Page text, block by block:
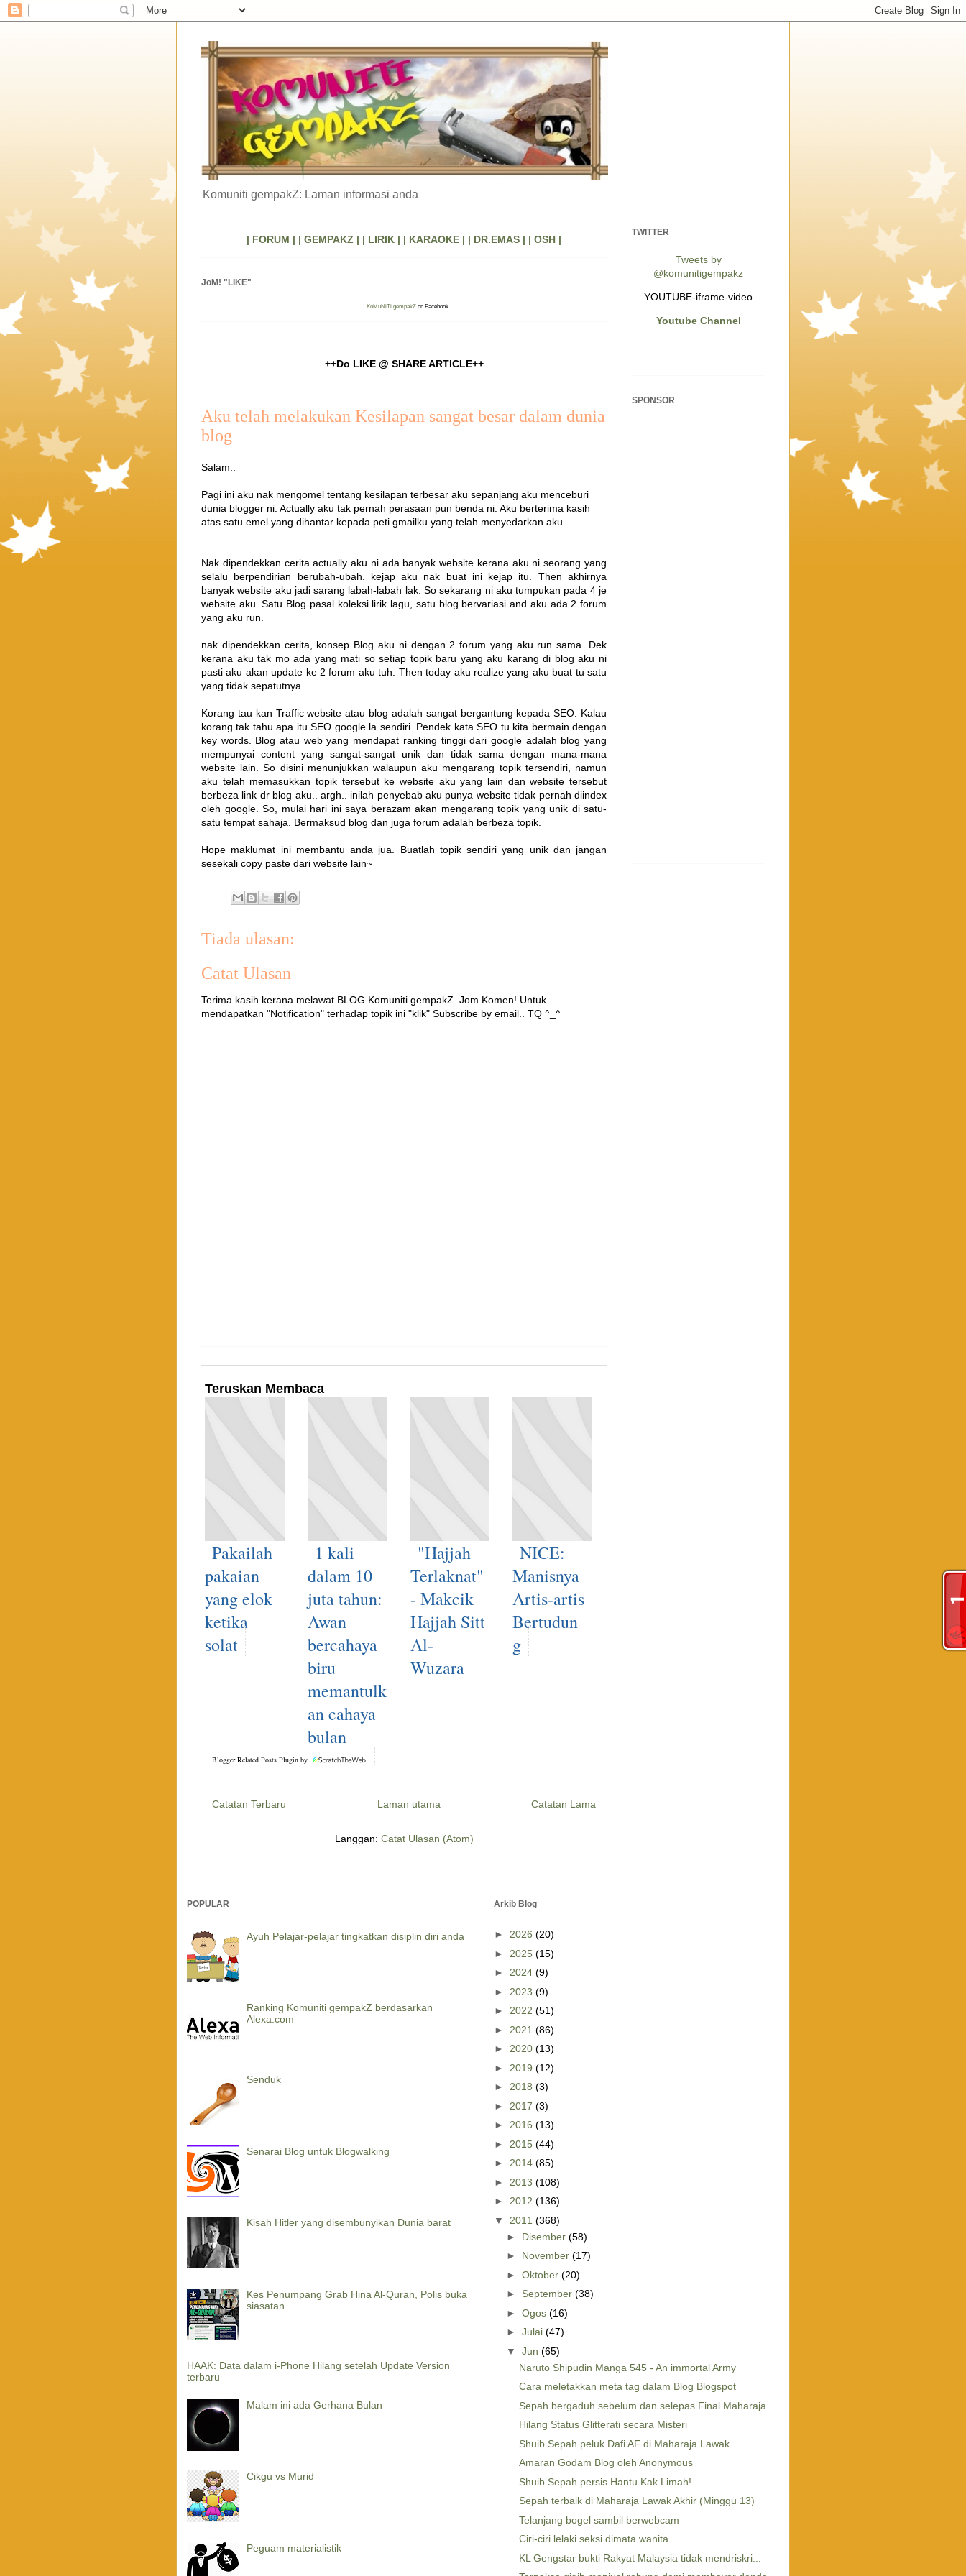
Komuniti gempakZ: Laman informasi anda
| FORUM | | GEMPAKZ | | LIRIK | | KARAOKE | | DR.EMAS | | OSH |
JoM! "LIKE"
KoMuNiTi gempakZ on Facebook
++Do LIKE @ SHARE ARTICLE++
Aku telah melakukan Kesilapan sangat besar dalam dunia
blog
Salam..
Pagi ini aku nak mengomel tentang kesilapan terbesar aku sepanjang aku menceburi
dunia blogger ni. Actually aku tak pernah perasaan pun benda ni. Aku berterima kasih
atas satu emel yang dihantar kepada peti gmailku yang telah menyedarkan aku..
Nak dipendekkan cerita actually aku ni ada banyak website kerana aku ni seorang yang
selalu berpendirian berubah-ubah. kejap aku nak buat ini kejap itu. Then akhirnya
banyak website aku jadi sarang labah-labah lak. So sekarang ni aku tumpukan pada 4 je
website aku. Satu Blog pasal koleksi lirik lagu, satu blog bervariasi and aku ada 2 forum
yang aku run.
nak dipendekkan cerita, konsep Blog aku ni dengan 2 forum yang aku run sama. Dek
kerana aku tak mo ada yang mati so setiap topik baru yang aku karang di blog aku ni
pasti aku akan update ke 2 forum aku tuh. Then today aku realize yang aku buat tu satu
yang tidak sepatutnya.
Korang tau kan Traffic website atau blog adalah sangat bergantung kepada SEO. Kalau
korang tak tahu apa itu SEO google la sendiri. Pendek kata SEO tu kita bermain dengan
key words. Blog atau web yang mendapat ranking tinggi dari google adalah blog yang
mempunyai content yang sangat-sangat unik dan tidak sama dengan mana-mana
website lain. So disini menunjukkan walaupun aku mengarang topik tersendiri, namun
aku telah memasukkan topik tersebut ke website aku yang lain dan website tersebut
berbeza link dr blog aku.. argh.. inilah penyebab aku punya website tidak pernah diindex
oleh google. So, mulai hari ini saya berazam akan mengarang topik yang unik di satu-
satu tempat sahaja. Bermaksud blog dan juga forum adalah berbeza topik.
Hope maklumat ini membantu anda jua. Buatlah topik sendiri yang unik dan jangan
sesekali copy paste dari website lain~
Tiada ulasan:
Catat Ulasan
Terima kasih kerana melawat BLOG Komuniti gempakZ. Jom Komen! Untuk
mendapatkan "Notification" terhadap topik ini "klik" Subscribe by email.. TQ ^_^
Teruskan Membaca
Pakailah
pakaian
yang elok
ketika
solat
1 kali
dalam 10
juta tahun:
Awan
bercahaya
biru
memantulk
an cahaya
bulan
"Hajjah
Terlaknat"
- Makcik
Hajjah Sitt
Al-
Wuzara
NICE:
Manisnya
Artis-artis
Bertudun
g
Blogger Related Posts Plugin by
Catatan Terbaru Catatan Lama
Laman utama
Langgan: Catat Ulasan (Atom)
TWITTER
Tweets by
@komunitigempakz
YOUTUBE-iframe-video
Youtube Channel
SPONSOR
POPULAR
Ayuh Pelajar-pelajar tingkatkan disiplin diri anda
Ranking Komuniti gempakZ berdasarkan
Alexa.com
Senduk
Senarai Blog untuk Blogwalking
Kisah Hitler yang disembunyikan Dunia barat
Kes Penumpang Grab Hina Al-Quran, Polis buka
siasatan
HAAK: Data dalam i-Phone Hilang setelah Update Version
terbaru
Malam ini ada Gerhana Bulan
Cikgu vs Murid
Peguam materialistik
Arkib Blog
► 2026 (20)
► 2025 (15)
► 2024 (9)
► 2023 (9)
► 2022 (51)
► 2021 (86)
► 2020 (13)
► 2019 (12)
► 2018 (3)
► 2017 (3)
► 2016 (13)
► 2015 (44)
► 2014 (85)
► 2013 (108)
► 2012 (136)
▼ 2011 (368)
► Disember (58)
► November (17)
► Oktober (20)
► September (38)
► Ogos (16)
► Julai (47)
▼ Jun (65)
Naruto Shipudin Manga 545 - An immortal Army
Cara meletakkan meta tag dalam Blog Blogspot
Sepah bergaduh sebelum dan selepas Final Maharaja ...
Hilang Status Glitterati secara Misteri
Shuib Sepah peluk Dafi AF di Maharaja Lawak
Amaran Godam Blog oleh Anonymous
Shuib Sepah persis Hantu Kak Limah!
Sepah terbaik di Maharaja Lawak Akhir (Minggu 13)
Telanjang bogel sambil berwebcam
Ciri-ciri lelaki seksi dimata wanita
KL Gengstar bukti Rakyat Malaysia tidak mendriskri...